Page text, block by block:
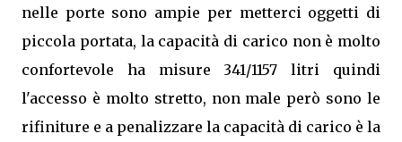
nelle porte sono ampie per metterci oggetti di
piccola portata, la capacità di carico non è molto
confortevole ha misure 341/1157 litri quindi
l'accesso è molto stretto, non male però sono le
rifiniture e a penalizzare la capacità di carico è la